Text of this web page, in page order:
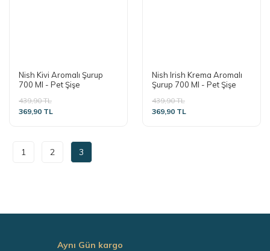
Nish Kivi Aromalı Şurup
700 Ml - Pet Şişe
439,90 TL
369,90 TL
Nish Irish Krema Aromalı
Şurup 700 Ml - Pet Şişe
439,90 TL
369,90 TL
1 2 3
Aynı Gün kargo